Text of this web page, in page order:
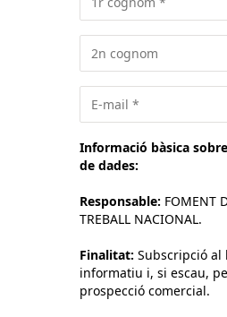
Informació bàsica
de dades:
Responsable: FOMENT
TREBALL NACIONAL.
Finalitat: Subscripció
informatiu i, si escau,
prospecció comercial.